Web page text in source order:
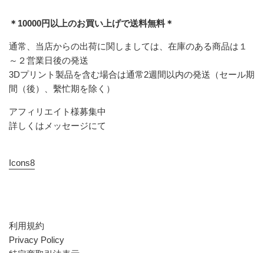
＊10000円以上のお買い上げで送料無料＊
通常、当店からの出荷に関しましては、在庫のある商品は１
～２営業日後の発送
3Dプリント製品を含む場合は通常2週間以内の発送（セール期
間（後）、繫忙期を除く）
アフィリエイト様募集中
詳しくはメッセージにて
Icons8
利用規約
Privacy Policy